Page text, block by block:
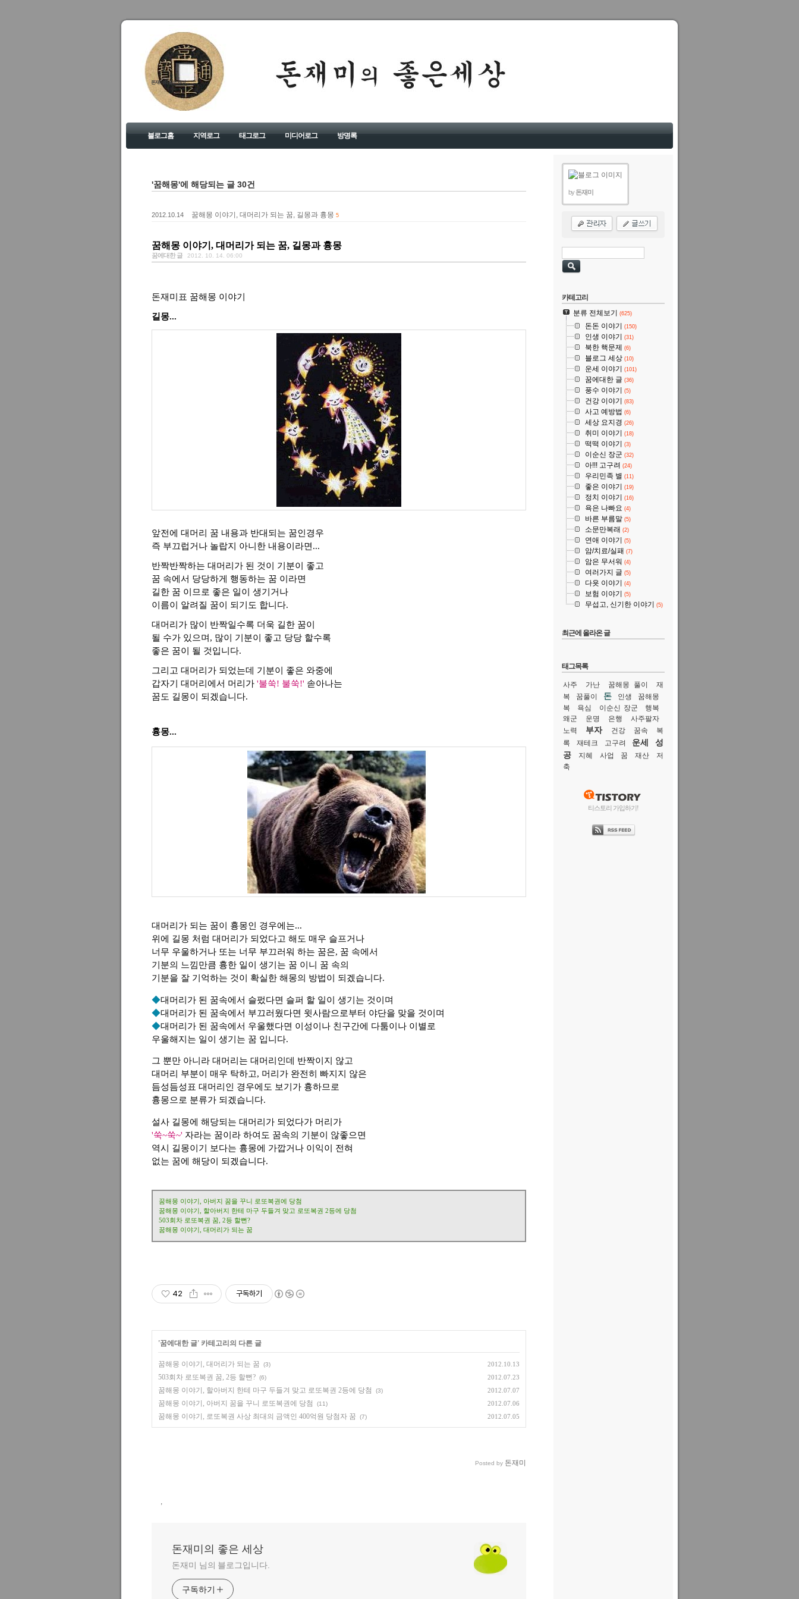
돈재미의 좋은 세상
블로그홈 지역로그 태그로그 미디어로그 방명록
'꿈해몽'에 해당되는 글 30건
2012.10.14 꿈해몽 이야기, 대머리가 되는 꿈, 길몽과 흉몽 5
꿈해몽 이야기, 대머리가 되는 꿈, 길몽과 흉몽
꿈에대한 글 2012. 10. 14. 06:00
돈재미표 꿈해몽 이야기
길몽...
앞전에 대머리 꿈 내용과 반대되는 꿈인경우
즉 부끄럽거나 놀랍지 아니한 내용이라면...
반짝반짝하는 대머리가 된 것이 기분이 좋고
꿈 속에서 당당하게 행동하는 꿈 이라면
길한 꿈 이므로 좋은 일이 생기거나
이름이 알려질 꿈이 되기도 합니다.
대머리가 많이 반짝일수록 더욱 길한 꿈이
될 수가 있으며, 많이 기분이 좋고 당당 할수록
좋은 꿈이 될 것입니다.
그리고 대머리가 되었는데 기분이 좋은 와중에
갑자기 대머리에서 머리가 '불쑥! 불쑥!' 솓아나는
꿈도 길몽이 되겠습니다.
흉몽...
대머리가 되는 꿈이 흉몽인 경우에는...
위에 길몽 처럼 대머리가 되었다고 해도 매우 슬프거나
너무 우울하거나 또는 너무 부끄러워 하는 꿈은, 꿈 속에서
기분의 느낌만큼 흉한 일이 생기는 꿈 이니 꿈 속의
기분을 잘 기억하는 것이 확실한 해몽의 방법이 되겠습니다.
◆대머리가 된 꿈속에서 슬펐다면 슬퍼 할 일이 생기는 것이며
◆대머리가 된 꿈속에서 부끄러웠다면 윗사람으로부터 야단을 맞을 것이며
◆대머리가 된 꿈속에서 우울했다면 이성이나 친구간에 다툼이나 이별로
우울해지는 일이 생기는 꿈 입니다.
그 뿐만 아니라 대머리는 대머리인데 반짝이지 않고
대머리 부분이 매우 탁하고, 머리가 완전히 빠지지 않은
듬성듬성표 대머리인 경우에도 보기가 흉하므로
흉몽으로 분류가 되겠습니다.
설사 길몽에 해당되는 대머리가 되었다가 머리가
'쑥~쑥~' 자라는 꿈이라 하여도 꿈속의 기분이 않좋으면
역시 길몽이기 보다는 흉몽에 가깝거나 이익이 전혀
없는 꿈에 해당이 되겠습니다.
꿈해몽 이야기, 아버지 꿈을 꾸니 로또복권에 당첨
꿈해몽 이야기, 할아버지 한테 마구 두들겨 맞고 로또복권 2등에 당첨
503회차 로또복권 꿈, 2등 할뻔?
꿈해몽 이야기, 대머리가 되는 꿈
42 구독하기
'꿈에대한 글' 카테고리의 다른 글
꿈해몽 이야기, 대머리가 되는 꿈 (3) 2012.10.13
503회차 로또복권 꿈, 2등 할뻔? (6) 2012.07.23
꿈해몽 이야기, 할아버지 한테 마구 두들겨 맞고 로또복권 2등에 당첨 (3) 2012.07.07
꿈해몽 이야기, 아버지 꿈을 꾸니 로또복권에 당첨 (11) 2012.07.06
꿈해몽 이야기, 로또복권 사상 최대의 금액인 400억원 당첨자 꿈 (7) 2012.07.05
Posted by 돈재미
,
돈재미의 좋은 세상
돈재미 님의 블로그입니다.
구독하기
by돈재미
카테고리
분류 전체보기
(625)
돈돈 이야기 (150)
인생 이야기 (31)
북한 핵문제 (6)
블로그 세상 (10)
운세 이야기 (101)
꿈에대한 글 (36)
풍수 이야기 (5)
건강 이야기 (83)
사고 예방법 (6)
세상 요지경 (26)
취미 이야기 (18)
떡떡 이야기 (3)
이순신 장군 (32)
아!!! 고구려 (24)
우리민족 별 (11)
좋은 이야기 (19)
정치 이야기 (16)
욕은 나빠요 (4)
바른 부름말 (5)
소문만복래 (2)
연애 이야기 (5)
암/치료/실패 (7)
암은 무서워 (4)
여러가지 글 (5)
다욧 이야기 (4)
보험 이야기 (5)
무섭고, 신기한 이야기 (5)
최근에 올라온 글
태그목록
사주 가난 꿈해몽 풀이
재
복
꿈풀이 돈 인생
꿈해몽
복
욕심 이순신 장군
행복
왜군
운명 은행
사주팔자
노력
부자 건강 꿈속
복
록
재테크 고구려 운세
성
공
지혜 사업 꿈 재산
저
축
티스토리 가입하기!